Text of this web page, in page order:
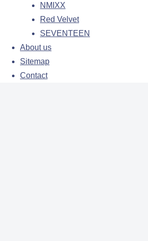
NMIXX
Red Velvet
SEVENTEEN
About us
Sitemap
Contact